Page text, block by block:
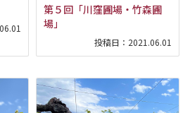
第５回「川窪圃場・竹森圃
場」
投稿日： 2021.06.01